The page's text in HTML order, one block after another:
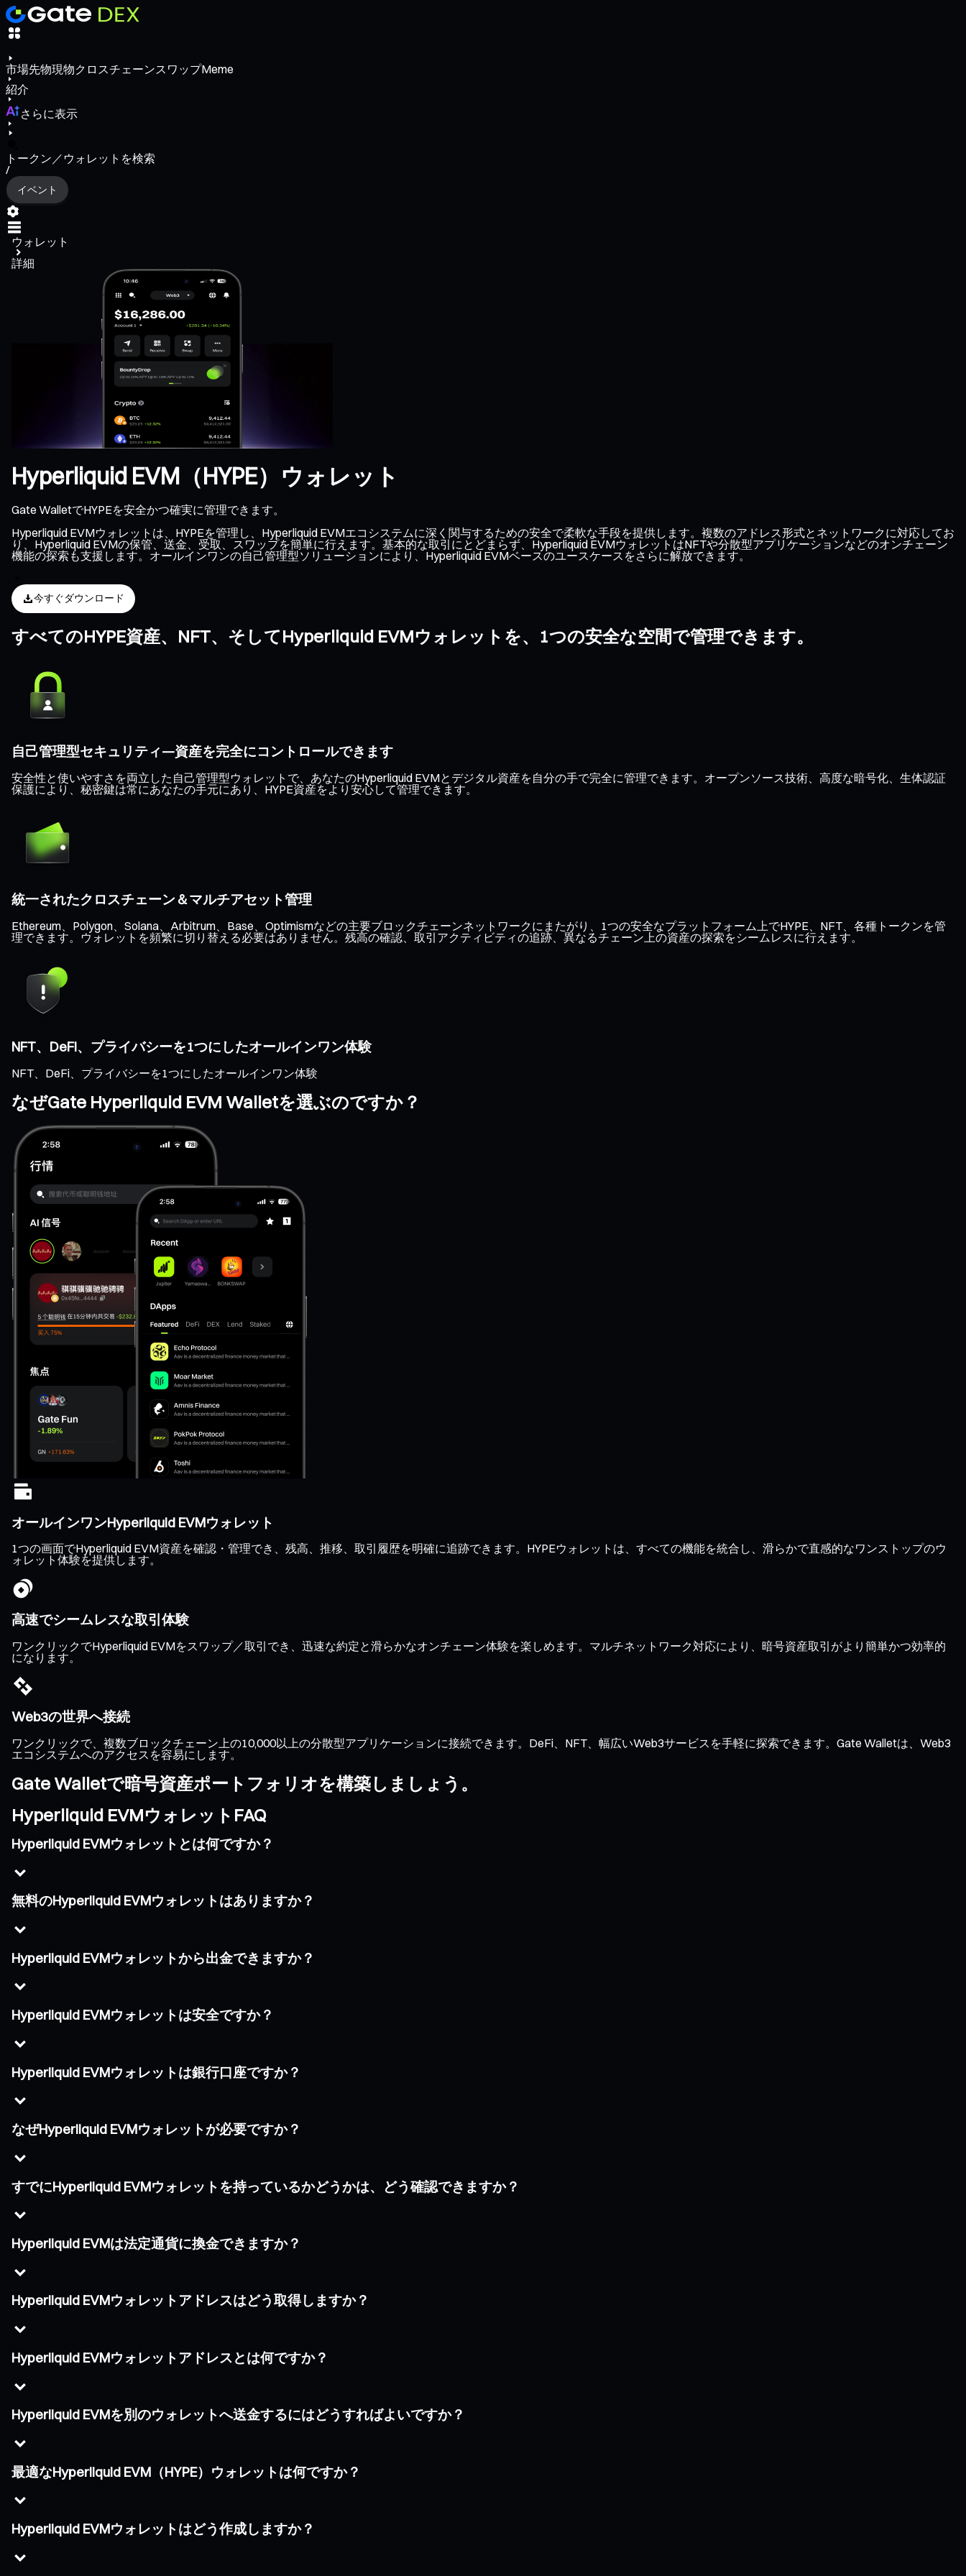
市場先物現物クロスチェーンスワップMeme
紹介
さらに表示
トークン／ウォレットを検索
/
イベント
ウォレット
詳細
Hyperliquid EVM（HYPE）ウォレット
Gate WalletでHYPEを安全かつ確実に管理できます。
Hyperliquid EVMウォレットは、HYPEを管理し、Hyperliquid EVMエコシステムに深く関与するための安全で柔軟な手段を提供します。複数のアドレス形式とネットワークに対応してお
り、Hyperliquid EVMの保管、送金、受取、スワップを簡単に行えます。基本的な取引にとどまらず、Hyperliquid EVMウォレットはNFTや分散型アプリケーションなどのオンチェーン
機能の探索も支援します。オールインワンの自己管理型ソリューションにより、Hyperliquid EVMベースのユースケースをさらに解放できます。
今すぐダウンロード
すべてのHYPE資産、NFT、そしてHyperliquid EVMウォレットを、1つの安全な空間で管理できます。
自己管理型セキュリティ—資産を完全にコントロールできます
安全性と使いやすさを両立した自己管理型ウォレットで、あなたのHyperliquid EVMとデジタル資産を自分の手で完全に管理できます。オープンソース技術、高度な暗号化、生体認証
保護により、秘密鍵は常にあなたの手元にあり、HYPE資産をより安心して管理できます。
統一されたクロスチェーン＆マルチアセット管理
Ethereum、Polygon、Solana、Arbitrum、Base、Optimismなどの主要ブロックチェーンネットワークにまたがり、1つの安全なプラットフォーム上でHYPE、NFT、各種トークンを管
理できます。ウォレットを頻繁に切り替える必要はありません。残高の確認、取引アクティビティの追跡、異なるチェーン上の資産の探索をシームレスに行えます。
NFT、DeFi、プライバシーを1つにしたオールインワン体験
NFT、DeFi、プライバシーを1つにしたオールインワン体験
なぜGate Hyperliquid EVM Walletを選ぶのですか？
オールインワンHyperliquid EVMウォレット
1つの画面でHyperliquid EVM資産を確認・管理でき、残高、推移、取引履歴を明確に追跡できます。HYPEウォレットは、すべての機能を統合し、滑らかで直感的なワンストップのウ
ォレット体験を提供します。
高速でシームレスな取引体験
ワンクリックでHyperliquid EVMをスワップ／取引でき、迅速な約定と滑らかなオンチェーン体験を楽しめます。マルチネットワーク対応により、暗号資産取引がより簡単かつ効率的
になります。
Web3の世界へ接続
ワンクリックで、複数ブロックチェーン上の10,000以上の分散型アプリケーションに接続できます。DeFi、NFT、幅広いWeb3サービスを手軽に探索できます。Gate Walletは、Web3
エコシステムへのアクセスを容易にします。
Gate Walletで暗号資産ポートフォリオを構築しましょう。
Hyperliquid EVMウォレットFAQ
Hyperliquid EVMウォレットとは何ですか？
無料のHyperliquid EVMウォレットはありますか？
Hyperliquid EVMウォレットから出金できますか？
Hyperliquid EVMウォレットは安全ですか？
Hyperliquid EVMウォレットは銀行口座ですか？
なぜHyperliquid EVMウォレットが必要ですか？
すでにHyperliquid EVMウォレットを持っているかどうかは、どう確認できますか？
Hyperliquid EVMは法定通貨に換金できますか？
Hyperliquid EVMウォレットアドレスはどう取得しますか？
Hyperliquid EVMウォレットアドレスとは何ですか？
Hyperliquid EVMを別のウォレットへ送金するにはどうすればよいですか？
最適なHyperliquid EVM（HYPE）ウォレットは何ですか？
Hyperliquid EVMウォレットはどう作成しますか？